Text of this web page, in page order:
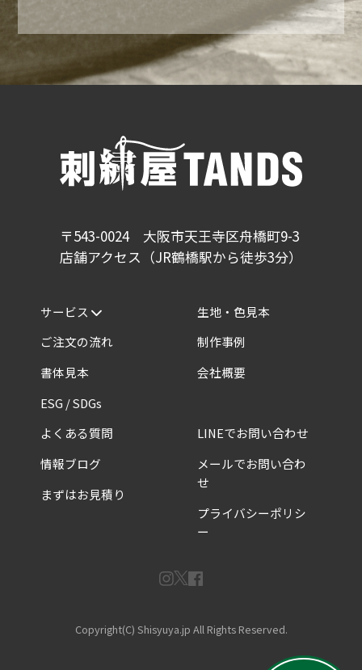
〒543-0024 大阪市天王寺区舟橋町9-3
店舗アクセス（JR鶴橋駅から徒歩3分）
サービス
ご注文の流れ
書体見本
ESG / SDGs
生地・色見本
制作事例
会社概要
よくある質問
情報ブログ
まずはお見積り
LINEでお問い合わせ
メールでお問い合わ
せ
プライバシーポリシ
ー
Copyright(C) Shisyuya.jp All Rights Reserved.